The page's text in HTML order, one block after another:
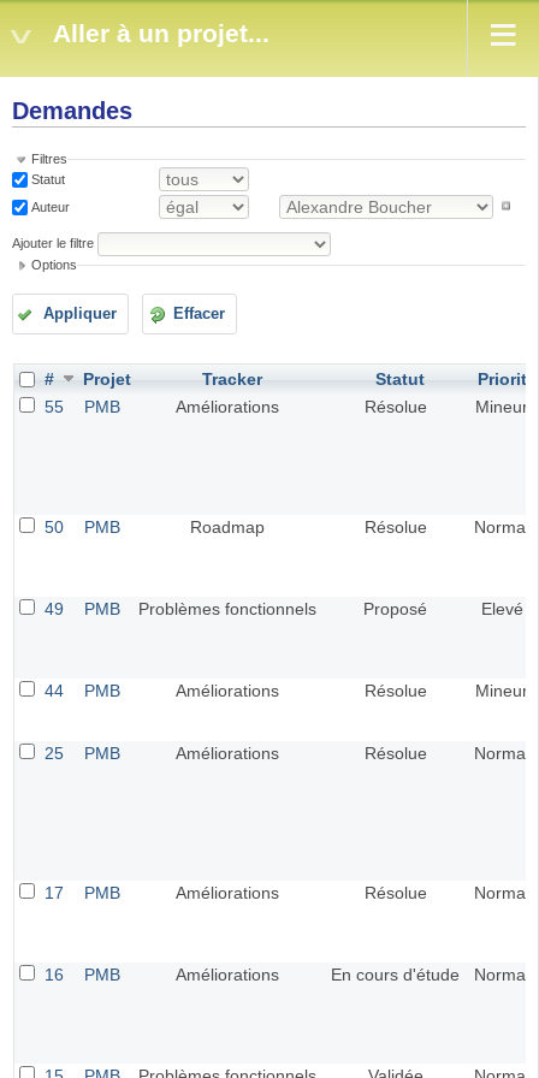
Aller à un projet...
Demandes
Filtres
Statut
Auteur
Ajouter le filtre
Options
Appliquer Effacer
# Projet Tracker Statut
Priorité
55
PMB Améliorations Résolue Mineur
50 PMB Roadmap Résolue Normal
49 PMB Problèmes fonctionnels Proposé Elevé
44 PMB Améliorations Résolue Mineur
25 PMB Améliorations Résolue Normal
17 PMB Améliorations Résolue Normal
16 PMB Améliorations En cours d'étude Normal